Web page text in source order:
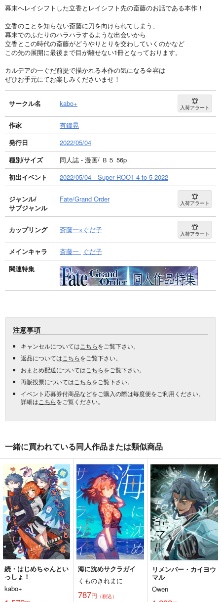
幕末へレイシフトした立香とレイシフト先の斎藤のお話である本作！
立香のことを知らない斎藤に刀を向けられてしまう、
幕末でのふたりのハラハラするような出会いから
立香とこの時代の斎藤がどうやりとりを交わしていくのかなど
この先の展開に最後まで目が離せない1冊となっております。
カルデアの一ぐだ前提で描かれる本作の気になる全容は
ぜひお手元にてお楽しみくださいませ！
サークル名 kabo+ 入荷アラート
作家
有鐘晃
発行日
2022/05/04
種別/サイズ
同人誌 - 漫画/ Ｂ５ 56p
初出イベント
2022/05/04 Super ROOT 4 to 5 2022
ジャンル/
サブジャンル
Fate/Grand Order 入荷アラート
カップリング 斎藤一×ぐだ子 入荷アラート
メインキャラ 斎藤一
ぐだ子
関連特集
注意事項
キャンセルについては こちらをご覧下さい。
返品については こちらをご覧下さい。
おまとめ配送については こちらをご覧下さい。
再販投票については こちらをご覧下さい。
イベント応募券付商品などをご購入の際は毎度便をご利用ください。
詳細は こちらをご覧ください。
一緒に買われている同人作品または類似商品
続・はじめちゃんとい
っしょ！
kabo+
海に沈めサクラガイ
くものきれまに
787円 （税込）
リメンバー・カイヨウ
マル
Owen